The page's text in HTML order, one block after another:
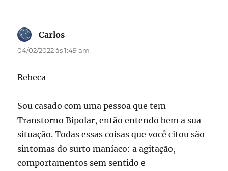
Carlos
04/02/2022 às 1:49 am
Rebeca
Sou casado com uma pessoa que tem
Transtorno Bipolar, então entendo bem a sua
situação. Todas essas coisas que você citou são
sintomas do surto maníaco: a agitação,
comportamentos sem sentido e